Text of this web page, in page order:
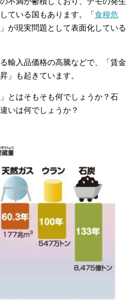
ている国もあります。「 食糧危
」が現実問題として表面化している
輸入品価格の高騰などで、「賃金
」も起きています。
とはそもそも何でしょうか？石
いは何でしょうか？